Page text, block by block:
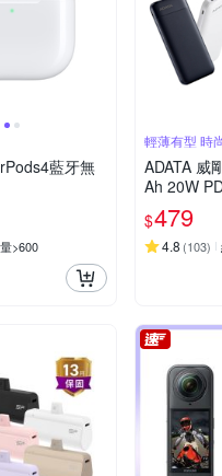
藍牙無
>600
輕薄有型 時
ADATA 威
Ah 20W
速快充行
示
$479
4.8 (103)